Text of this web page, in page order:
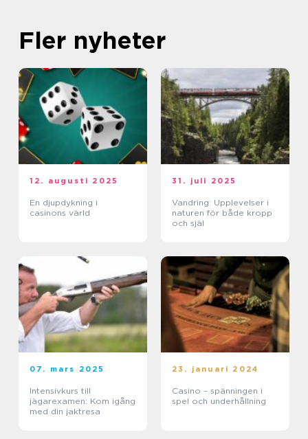
Fler nyheter
12. augusti 2025
En djupdykning i
casinons värld
31. juli 2025
Vandring: Upplevelser i
naturen för både kropp
och själ
07. mars 2025
Intensivkurs till
jägarexamen: Kom igång
med din jaktresa
23. januari 2024
Casino – spänningen i
spel och underhållning